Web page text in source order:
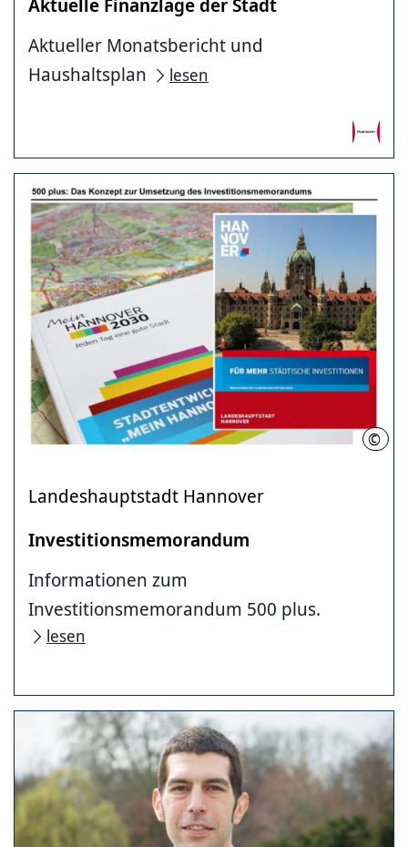
Aktuelle Finanzlage der Stadt
Aktueller Monatsbericht und
Haushaltsplan
lesen
© LHH
Landeshauptstadt Hannover
Investitionsmemorandum
Informationen zum
Investitionsmemorandum 500 plus.
lesen